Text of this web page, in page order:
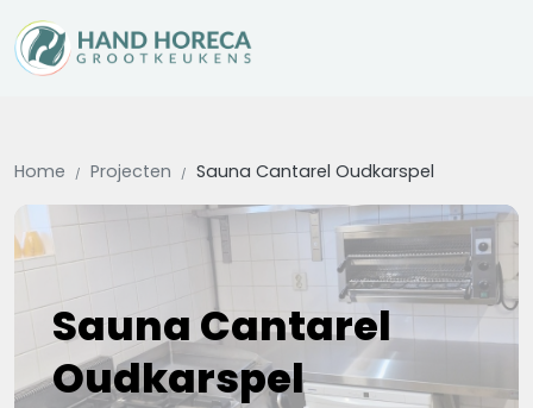
Home Projecten Sauna Cantarel Oudkarspel
Sauna Cantarel
Oudkarspel